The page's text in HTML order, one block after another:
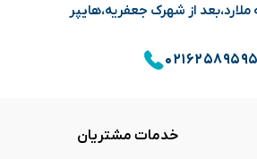
از شهرک جعفریه،هایپر
۰۲۱۶۲۵۸۹۵۹۵
خدمات مشتریان